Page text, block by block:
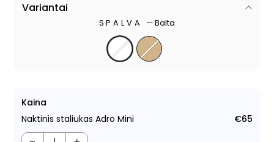
Variantai
SPALVA —Balta
Kaina
Naktinis staliukas Adro Mini
€65